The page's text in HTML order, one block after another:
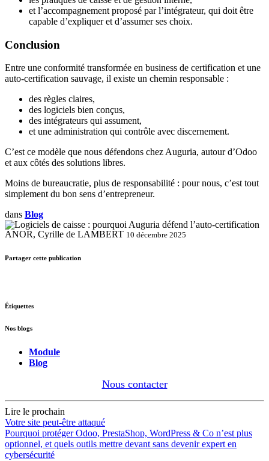
et l’accompagnement proposé par l’intégrateur, qui doit être
capable d’expliquer et d’assumer ses choix.
Conclusion
Entre une conformité transformée en business de certification et une
auto-certification sauvage, il existe un chemin responsable :
des règles claires,
des logiciels bien conçus,
des intégrateurs qui assument,
et une administration qui contrôle avec discernement.
C’est ce modèle que nous défendons chez Auguria, autour d’Odoo
et aux côtés des solutions libres.
Moins de bureaucratie, plus de responsabilité : pour nous, c’est tout
simplement du bon sens d’entrepreneur.
dans Blog
ANOR, Cyrille de LAMBERT 10 décembre 2025
Partager cette publication
Étiquettes
Nos blogs
Module
Blog
Nous contacter
Lire le prochain
Votre site peut-être attaqué
Pourquoi protéger Odoo, PrestaShop, WordPress & Co n’est plus
optionnel, et quels outils mettre devant sans devenir expert en
cybersécurité